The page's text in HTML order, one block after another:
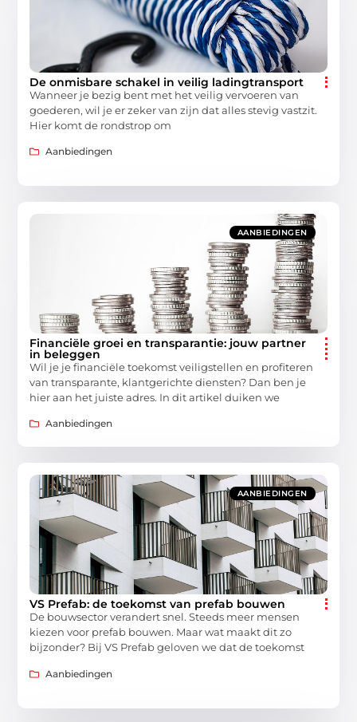
De onmisbare schakel in veilig ladingtransport
Wanneer je bezig bent met het veilig vervoeren van
goederen, wil je er zeker van zijn dat alles stevig vastzit.
Hier komt de rondstrop om
Aanbiedingen
AANBIEDINGEN
Financiële groei en transparantie: jouw partner
in beleggen
Wil je je financiële toekomst veiligstellen en profiteren
van transparante, klantgerichte diensten? Dan ben je
hier aan het juiste adres. In dit artikel duiken we
Aanbiedingen
AANBIEDINGEN
VS Prefab: de toekomst van prefab bouwen
De bouwsector verandert snel. Steeds meer mensen
kiezen voor prefab bouwen. Maar wat maakt dit zo
bijzonder? Bij VS Prefab geloven we dat de toekomst
Aanbiedingen